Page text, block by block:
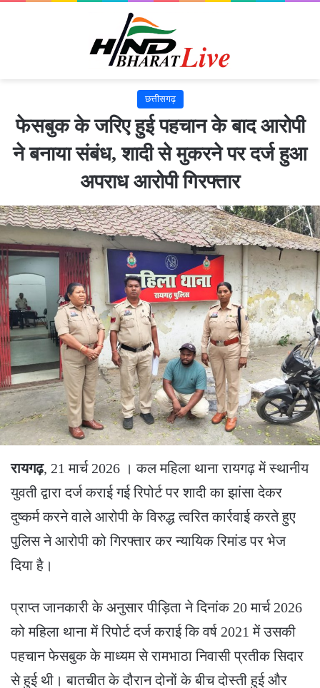
छत्तीसगढ़
फेसबुक के जरिए हुई पहचान के बाद आरोपी
ने बनाया संबंध, शादी से मुकरने पर दर्ज हुआ
अपराध आरोपी गिरफ्तार
रायगढ़, 21 मार्च 2026 । कल महिला थाना रायगढ़ में स्थानीय
युवती द्वारा दर्ज कराई गई रिपोर्ट पर शादी का झांसा देकर
दुष्कर्म करने वाले आरोपी के विरुद्ध त्वरित कार्रवाई करते हुए
पुलिस ने आरोपी को गिरफ्तार कर न्यायिक रिमांड पर भेज
दिया है।
प्राप्त जानकारी के अनुसार पीड़िता ने दिनांक 20 मार्च 2026
को महिला थाना में रिपोर्ट दर्ज कराई कि वर्ष 2021 में उसकी
पहचान फेसबुक के माध्यम से रामभाठा निवासी प्रतीक सिदार
से हुई थी। बातचीत के दौरान दोनों के बीच दोस्ती हुई और